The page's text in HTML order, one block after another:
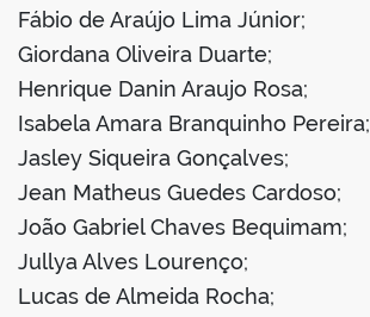
Fábio de Araújo Lima Júnior;
Giordana Oliveira Duarte;
Henrique Danin Araujo Rosa;
Isabela Amara Branquinho Pereira;
Jasley Siqueira Gonçalves;
Jean Matheus Guedes Cardoso;
João Gabriel Chaves Bequimam;
Jullya Alves Lourenço;
Lucas de Almeida Rocha;